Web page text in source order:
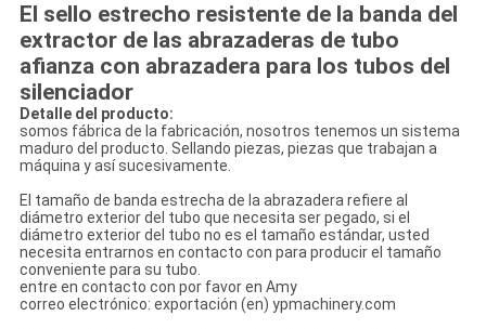
El sello estrecho resistente de la banda del
extractor de las abrazaderas de tubo
afianza con abrazadera para los tubos del
silenciador
Detalle del producto:
somos fábrica de la fabricación, nosotros tenemos un sistema
maduro del producto. Sellando piezas, piezas que trabajan a
máquina y así sucesivamente.
El tamaño de banda estrecha de la abrazadera refiere al
diámetro exterior del tubo que necesita ser pegado, si el
diámetro exterior del tubo no es el tamaño estándar, usted
necesita entrarnos en contacto con para producir el tamaño
conveniente para su tubo.
entre en contacto con por favor en Amy
correo electrónico: exportación (en) ypmachinery.com